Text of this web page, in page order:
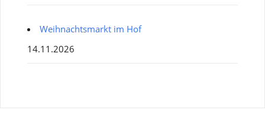
Weihnachtsmarkt im Hof
14.11.2026